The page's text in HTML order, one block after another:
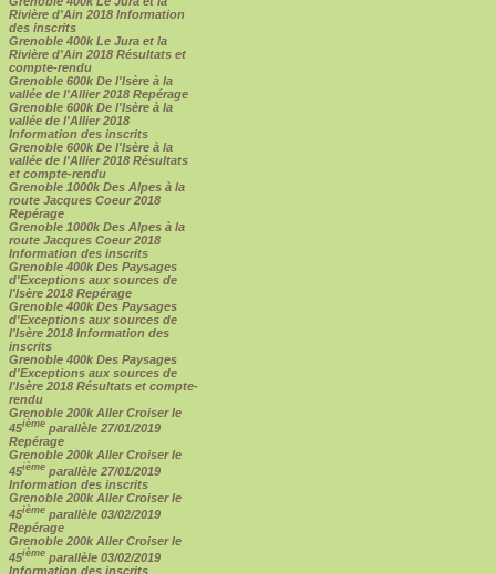
Rivière d'Ain 2018 Information
des inscrits
Grenoble 400k Le Jura et la
Rivière d'Ain 2018 Résultats et
compte-rendu
Grenoble 600k De l'Isère à la
vallée de l'Allier 2018 Repérage
Grenoble 600k De l'Isère à la
vallée de l'Allier 2018
Information des inscrits
Grenoble 600k De l'Isère à la
vallée de l'Allier 2018 Résultats
et compte-rendu
Grenoble 1000k Des Alpes à la
route Jacques Coeur 2018
Repérage
Grenoble 1000k Des Alpes à la
route Jacques Coeur 2018
Information des inscrits
Grenoble 400k Des Paysages
d'Exceptions aux sources de
l'Isère 2018 Repérage
Grenoble 400k Des Paysages
d'Exceptions aux sources de
l'Isère 2018 Information des
inscrits
Grenoble 400k Des Paysages
d'Exceptions aux sources de
l'Isère 2018 Résultats et compte-
rendu
Grenoble 200k Aller Croiser le
45ième parallèle 27/01/2019
Repérage
Grenoble 200k Aller Croiser le
45ième parallèle 27/01/2019
Information des inscrits
Grenoble 200k Aller Croiser le
45ième parallèle 03/02/2019
Repérage
Grenoble 200k Aller Croiser le
45ième parallèle 03/02/2019
Information des inscrits